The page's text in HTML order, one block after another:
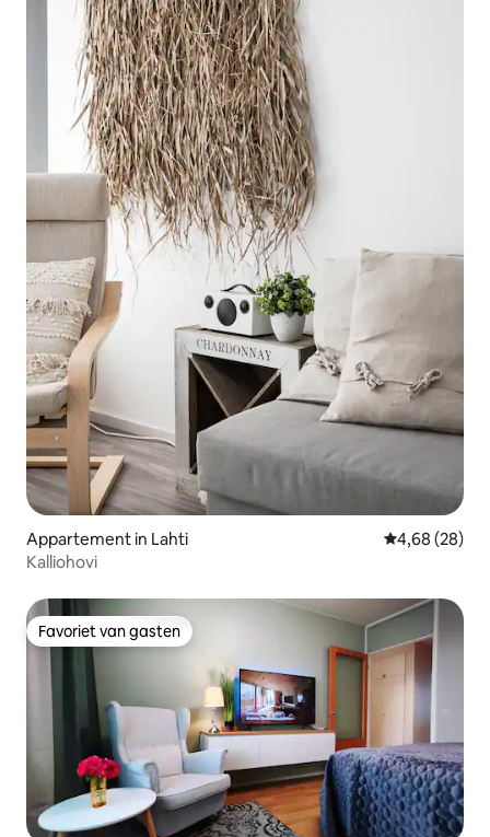
Appartement in Lahti Gemiddelde
4,68 (28)
Kalliohovi
Favoriet van gasten
Favoriet van gasten